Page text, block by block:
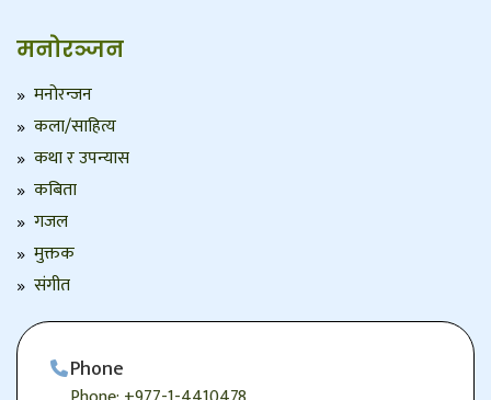
मनोरञ्जन
मनोरन्जन
कला/साहित्य
कथा र उपन्यास
कबिता
गजल
मुक्तक
संगीत
Phone